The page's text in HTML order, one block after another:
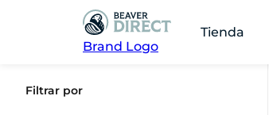
Brand Logo
Tienda
Filtrar por